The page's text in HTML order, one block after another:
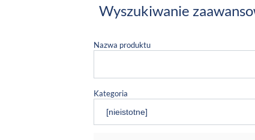
Wyszukiwanie
Nazwa produktu
Kategoria